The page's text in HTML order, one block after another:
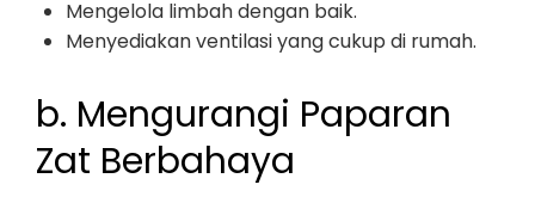
Mengelola limbah dengan baik.
Menyediakan ventilasi yang cukup di rumah.
b. Mengurangi Paparan
Zat Berbahaya